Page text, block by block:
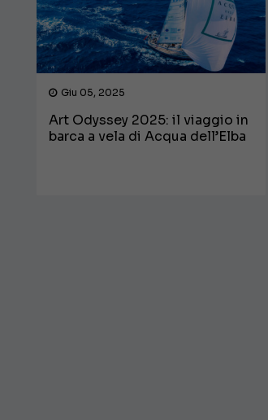
Giu 05, 2025
Art Odyssey 2025: il viaggio in
barca a vela di Acqua dell’Elba